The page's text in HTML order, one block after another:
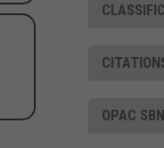
OPAC SBN